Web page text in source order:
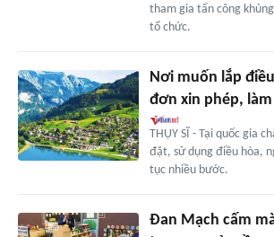
tham gia tấn công
tổ chức.
Nơi muốn lắp
đơn xin phép,
THỤY SĨ - Tại quốc gia
đặt, sử dụng điều hòa,
tục nhiều bước.
Đan Mạch cấm